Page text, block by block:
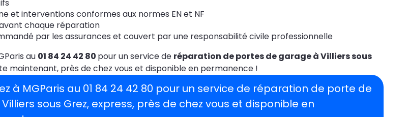
et interventions conformes aux normes EN et NF
chaque réparation
par les assurances et couvert par une responsabilité civile professionnelle
au 01 84 24 42 80 pour un service de réparation de portes de garage à Villiers sous
maintenant, près de chez vous et disponible en permanence !
à MGParis au 01 84 24 42 80 pour un service de réparation de porte de
sous Grez, express, près de chez vous et disponible en